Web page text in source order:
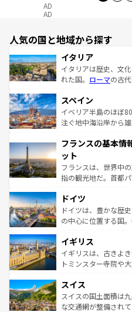
AD
AD
人気の国と地域から探す
イタリア
イタリアは歴史、文
れた国。 ローマの古
ろん、トスカーナの
景など、自然景観も
ピザやパスタなど、
ませてくれるイタリ
なお、新着のイタリア
しい。
スペイン
イベリア半島のほぼ
注ぐ地中海沿岸から
文化が根付くこの国
れる闘牛、そして美
る。首都マドリード
アートに溢れた街角
せる。地方によって
ンテンツ一覧を参照
フランスの基本情
ット
フランスは、世界中
指の観光地だ。首都
で、幅広い魅力が詰
聖堂、美しいビーチ
から魅了する。また
いる。シャンパンの
香り高いラベンダー
らに、パリ以外の地
れる地方に足を運ぶ
きるだろう
を参照してほしい。
ドイツ
ドイツは、豊かな歴
の中心に位置する国
顔を持つこの国は、
ルリンの文化的活気
してライン川沿いの
は、お酒好きな人にはぜひ
ドイツ情報はコンテ
イギリス
イギリスは、古きよ
トミンスター寺院や
リアごとに異なる魅
ティー、ビール好き
戦など、本場だから
スイス
スイスの国土面積は
な交通網が整備され